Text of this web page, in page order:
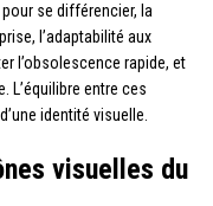
se différencier, la
l’adaptabilité aux
l’obsolescence rapide, et
L’équilibre entre ces
identité visuelle.
visuelles du